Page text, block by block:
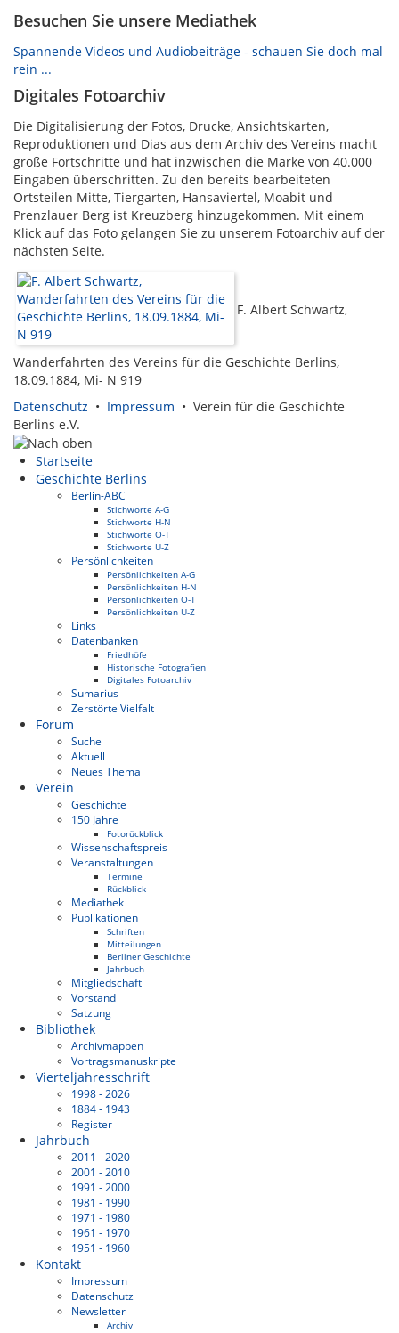
Besuchen Sie unsere Mediathek
Spannende Videos und Audiobeiträge - schauen Sie doch mal
rein ...
Digitales Fotoarchiv
Die Digitalisierung der Fotos, Drucke, Ansichtskarten,
Reproduktionen und Dias aus dem Archiv des Vereins macht
große Fortschritte und hat inzwischen die Marke von 40.000
Eingaben überschritten. Zu den bereits bearbeiteten
Ortsteilen Mitte, Tiergarten, Hansaviertel, Moabit und
Prenzlauer Berg ist Kreuzberg hinzugekommen. Mit einem
Klick auf das Foto gelangen Sie zu unserem Fotoarchiv auf der
nächsten Seite.
F. Albert Schwartz,
Wanderfahrten des Vereins für die Geschichte Berlins,
18.09.1884, Mi- N 919
Datenschutz • Impressum • Verein für die Geschichte
Berlins e.V.
Startseite
Geschichte Berlins
Berlin-ABC
Stichworte A-G
Stichworte H-N
Stichworte O-T
Stichworte U-Z
Persönlichkeiten
Persönlichkeiten A-G
Persönlichkeiten H-N
Persönlichkeiten O-T
Persönlichkeiten U-Z
Links
Datenbanken
Friedhöfe
Historische Fotografien
Digitales Fotoarchiv
Sumarius
Zerstörte Vielfalt
Forum
Suche
Aktuell
Neues Thema
Verein
Geschichte
150 Jahre
Fotorückblick
Wissenschaftspreis
Veranstaltungen
Termine
Rückblick
Mediathek
Publikationen
Schriften
Mitteilungen
Berliner Geschichte
Jahrbuch
Mitgliedschaft
Vorstand
Satzung
Bibliothek
Archivmappen
Vortragsmanuskripte
Vierteljahresschrift
1998 - 2026
1884 - 1943
Register
Jahrbuch
2011 - 2020
2001 - 2010
1991 - 2000
1981 - 1990
1971 - 1980
1961 - 1970
1951 - 1960
Kontakt
Impressum
Datenschutz
Newsletter
Archiv